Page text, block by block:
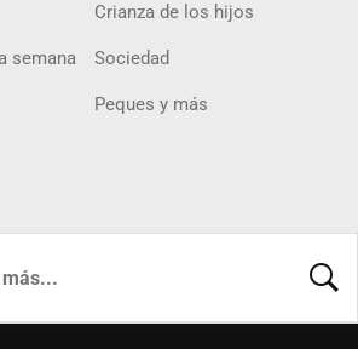
Crianza de los hijos
semana Sociedad
Peques y más